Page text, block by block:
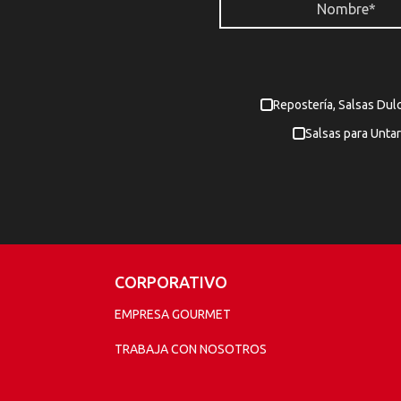
Repostería, Salsas
Salsas para
CORPORATIVO
EMPRESA GOURMET
TRABAJA CON NOSOTROS